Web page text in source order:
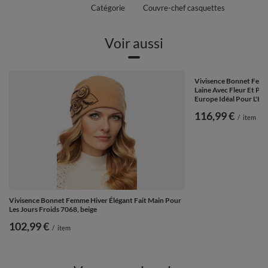
Catégorie
Couvre-chef casquettes
Voir aussi
Vivisence Bonnet Femme Hiver Élégant Fait Main Pour
Les Jours Froids 7068, beige
102,99 € / item
Vivisence Bonnet
Laine Avec Fleur Et
Europe Idéal Pour
116,99 € / item